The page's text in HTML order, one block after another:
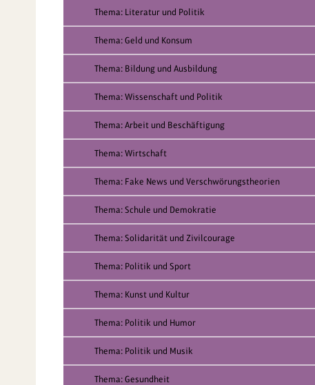
Thema: Literatur und Politik
Thema: Geld und Konsum
Thema: Bildung und Ausbildung
Thema: Wissenschaft und Politik
Thema: Arbeit und Beschäftigung
Thema: Wirtschaft
Thema: Fake News und Verschwörungstheorien
Thema: Schule und Demokratie
Thema: Solidarität und Zivilcourage
Thema: Politik und Sport
Thema: Kunst und Kultur
Thema: Politik und Humor
Thema: Politik und Musik
Thema: Gesundheit